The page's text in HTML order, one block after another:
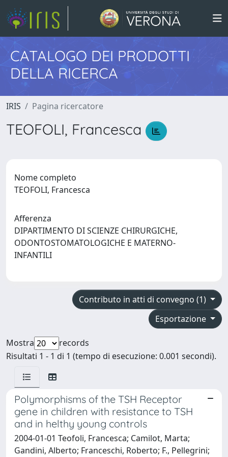
CATALOGO DEI PRODOTTI
DELLA RICERCA
IRIS Pagina ricercatore
TEOFOLI, Francesca
Nome completo
TEOFOLI, Francesca
Afferenza
DIPARTIMENTO DI SCIENZE CHIRURGICHE,
ODONTOSTOMATOLOGICHE E MATERNO-
INFANTILI
Contributo in atti di convegno (1)
Esportazione
Mostra
records
Risultati 1 - 1 di 1 (tempo di esecuzione: 0.001 secondi).
Polymorphisms of the TSH Receptor
gene in children with resistance to TSH
and in helthy young controls
2004-01-01 Teofoli, Francesca; Camilot, Marta;
Gandini, Alberto; Franceschi, Roberto; F., Pellegrini;